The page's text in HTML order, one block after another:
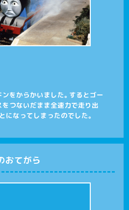
をからかいました。するとゴー
つないだまま全速力で走り出
になってしまったのでした。
おてがら